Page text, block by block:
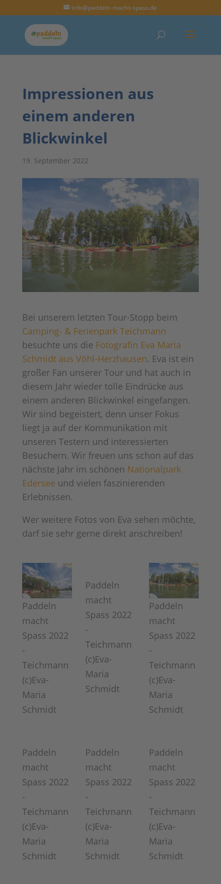
info@paddeln-macht-spass.de
Impressionen aus
einem anderen
Blickwinkel
19. September 2022
Bei unserem letzten Tour-Stopp beim
Camping- & Ferienpark Teichmann
besuchte uns die Fotografin Eva Maria
Schmidt aus Vöhl-Herzhausen. Eva ist ein
großer Fan unserer Tour und hat auch in
diesem Jahr wieder tolle Eindrücke aus
einem anderen Blickwinkel eingefangen.
Wir sind begeistert, denn unser Fokus
liegt ja auf der Kommunikation mit
unseren Testern und interessierten
Besuchern. Wir freuen uns schon auf das
nächste Jahr im schönen Nationalpark
Edersee und vielen faszinierenden
Erlebnissen.
Wer weitere Fotos von Eva sehen möchte,
darf sie sehr gerne direkt anschreiben!
Paddeln
macht
Spass 2022
-
Teichmann
(c)Eva-
Maria
Schmidt
Paddeln
macht
Spass 2022
-
Teichmann
(c)Eva-
Maria
Schmidt
Paddeln
macht
Spass 2022
-
Teichmann
(c)Eva-
Maria
Schmidt
Paddeln
macht
Spass 2022
-
Teichmann
(c)Eva-
Maria
Schmidt
Paddeln
macht
Spass 2022
-
Teichmann
(c)Eva-
Maria
Schmidt
Paddeln
macht
Spass 2022
-
Teichmann
(c)Eva-
Maria
Schmidt